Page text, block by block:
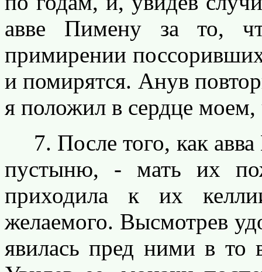
авве Пимену за то,
примирении
и помирятся. Анув
я положил в сердце
7. После того, как
пустыню, - мать их
приходила к их
желаемого. Высмотрев
явилась пред ними в то